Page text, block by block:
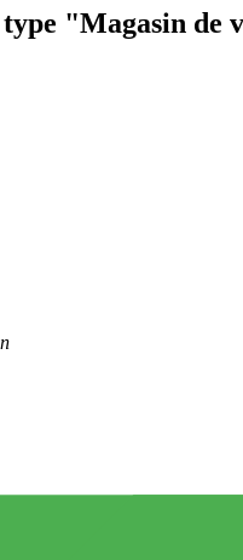
type "Magasin de